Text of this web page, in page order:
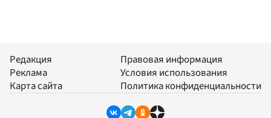
Редакция
Реклама
Карта сайта
Правовая информация
Условия использования
Политика конфиденциальности